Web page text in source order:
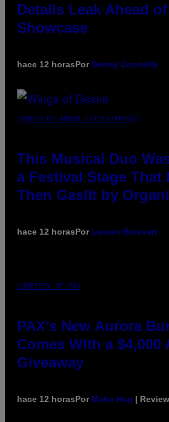
Details Leak Ahead
Showcase
hace 12 horasPor Denny Connolly
(PHOTO BY AMBER LITTLE/PRESS)
This Musical Duo
a Festival Stage That
Then Gaslit by
hace 12 horasPor Lauren Boisvert
COURTESY OF PAX
PAX’s New Aurora
Comes With a $4,000
Giveaway
hace 12 horasPor Maha Haq |